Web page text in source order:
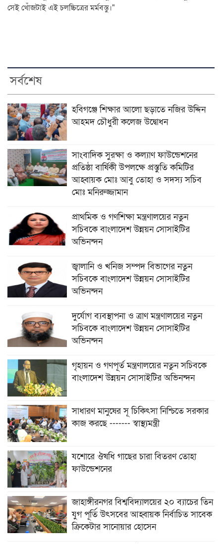
সেই খোঁজটাই এই চলচ্চিত্রের মর্মবস্তু।"
সর্বশেষ
হবিগঞ্জে শিক্ষার আলো ছড়াতে নজির উদ্দিন
আহমদ চৌধুরী কলেজ উদ্বোধন
সাংবাদিক সুরক্ষা ও কল্যাণ ফাউন্ডেশনের
প্রতিষ্ঠা বার্ষিকী উপলক্ষে প্রস্তুতি কমিটির
আহ্বায়ক মোঃ আবু তোহা ও সদস্য সচিব
মোঃ মনিরুজ্জামান
প্রাথমিক ও গণশিক্ষা মন্ত্রণালয়ের নতুন
সচিবকে বাংলাদেশ উন্নয়ন সোসাইটির
অভিনন্দন
জ্বালানি ও খনিজ সম্পদ বিভাগের নতুন
সচিবকে বাংলাদেশ উন্নয়ন সোসাইটির
অভিনন্দন
দুর্যোগ ব্যবস্থাপনা ও ত্রাণ মন্ত্রণালয়ের নতুন
সচিবকে বাংলাদেশ উন্নয়ন সোসাইটির
অভিনন্দন
গৃহায়ন ও গণপূর্ত মন্ত্রণালয়ের নতুন সচিবকে
বাংলাদেশ উন্নয়ন সোসাইটির অভিনন্দন
সাধারণ মানুষের সূ চিকিৎসা নিশ্চিতে সরকার
কাজ করছে ------- স্বাস্থ্যমন্ত্রী
যশোরে ঔষধি গাছের চারা বিতরণ তোহা
ফাউন্ডেশনের
জাহাঙ্গীরনগর বিশ্ববিদ্যালয়ের ২০ ব্যাচের তিন
যুগ পূর্তি উৎসবের আহ্বায়ক নির্বাচিত সাবেক
ক্রিকেটার সানোয়ার হোসেন